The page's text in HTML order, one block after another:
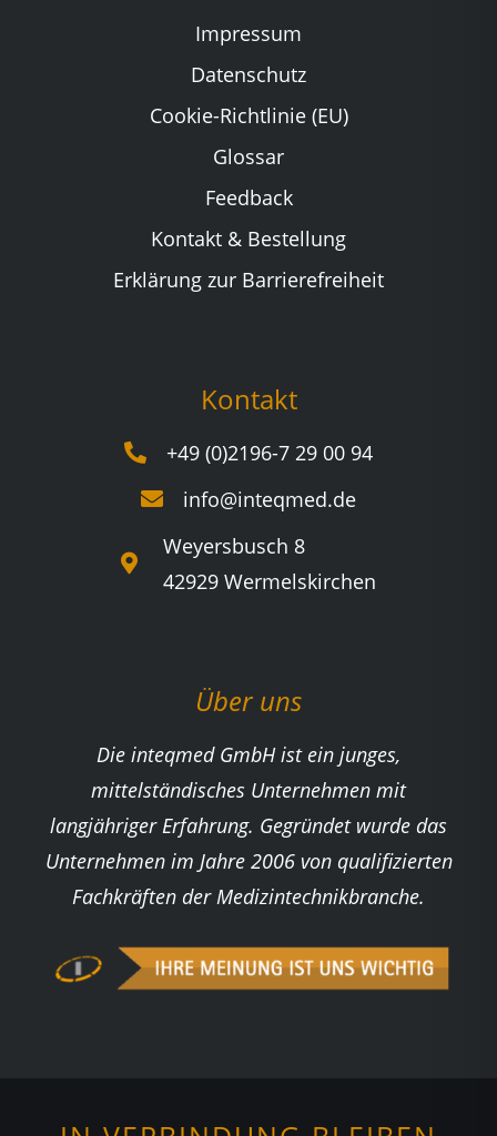
Impressum
Datenschutz
Cookie-Richtlinie (EU)
Glossar
Feedback
Kontakt & Bestellung
Erklärung zur Barrierefreiheit
Kontakt
+49 (0)2196-7 29 00 94
info@inteqmed.de
Weyersbusch 8
42929 Wermelskirchen
Über uns
Die inteqmed GmbH ist ein junges,
mittelständisches Unternehmen mit
langjähriger Erfahrung. Gegründet wurde das
Unternehmen im Jahre 2006 von qualifizierten
Fachkräften der Medizintechnikbranche.